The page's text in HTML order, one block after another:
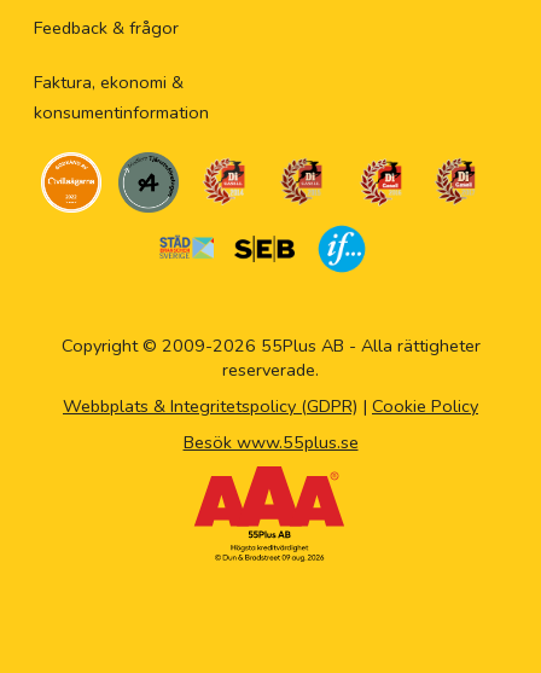
Feedback & frågor
Faktura, ekonomi &
konsumentinformation
Copyright © 2009-2026 55Plus AB - Alla rättigheter
reserverade.
Webbplats & Integritetspolicy (GDPR) | Cookie Policy
Besök www.55plus.se